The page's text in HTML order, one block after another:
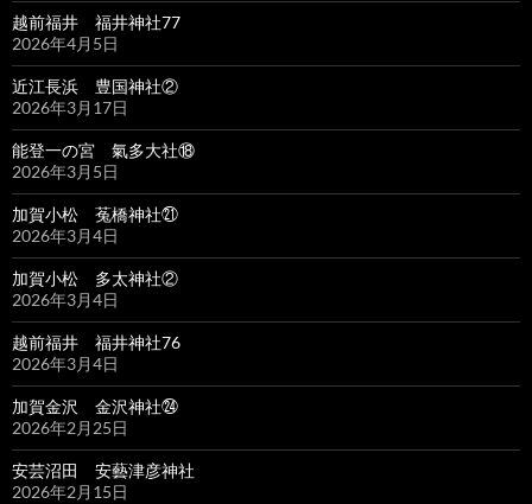
越前福井 福井神社77
2026年4月5日
近江長浜 豊国神社②
2026年3月17日
能登一の宮 氣多大社⑱
2026年3月5日
加賀小松 菟橋神社㉑
2026年3月4日
加賀小松 多太神社②
2026年3月4日
越前福井 福井神社76
2026年3月4日
加賀金沢 金沢神社㉔
2026年2月25日
安芸沼田 安藝津彦神社
2026年2月15日